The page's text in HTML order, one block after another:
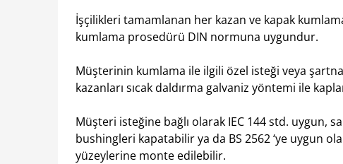
İşçilikleri tamamlanan her kazan ve kapak
kumlama prosedürü DIN normuna uygundur.
Müşterinin kumlama ile ilgili özel isteği veya
kazanları sıcak daldırma galvaniz yöntemi ile
Müşteri isteğine bağlı olarak IEC 144 std. uygun,
bushingleri kapatabilir ya da BS 2562 ‘ye uygun
yüzeylerine monte edilebilir.